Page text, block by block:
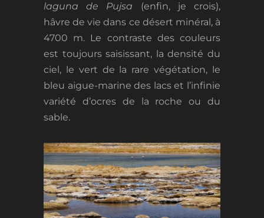
laguna de Pujsa (enfin, je crois),
hâvre de vie dans ce désert minéral, à
4700 m. Le contraste des couleurs
est toujours saisissant, la densité du
ciel, le vert de la rare végétation, le
bleu aigue-marine des lacs et l’infinie
variété d’ocres de la roche ou du
sable.